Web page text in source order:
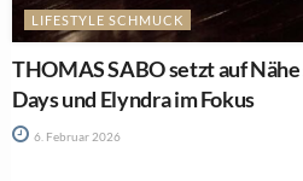
LIFESTYLE SCHMUCK
THOMAS SABO setzt auf
Days und Elyndra im Fokus
6. Februar 2026